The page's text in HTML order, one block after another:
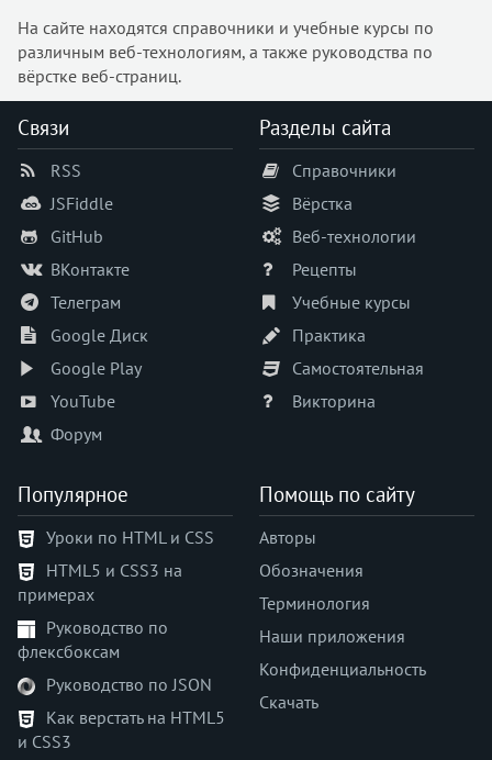
align-items
align-self
all
animation
animation-delay
animation-direction
animation-duration
animation-fill-mode
animation-iteration-count
animation-name
animation-timing-function
appearance
aspect-ratio
backdrop-filter
background
background-attachment
background-blend-mode
background-clip
background-color
background-image
background-origin
background-position
background-position-x
background-position-y
На сайте находятся справочники и учебные курсы по
различным веб-технологиям, а также руководства по
вёрстке веб-страниц.
Связи
RSS
JSFiddle
GitHub
ВКонтакте
Телеграм
Google Диск
Google Play
YouTube
Форум
Разделы сайта
Справочники
Вёрстка
Веб-технологии
Рецепты
Учебные курсы
Практика
Самостоятельная
Викторина
Популярное
Уроки по HTML и CSS
HTML5 и CSS3 на
примерах
Руководство по
флексбоксам
Руководство по JSON
Как верстать на HTML5
и CSS3
Помощь по сайту
Авторы
Обозначения
Терминология
Наши приложения
Конфиденциальность
Скачать